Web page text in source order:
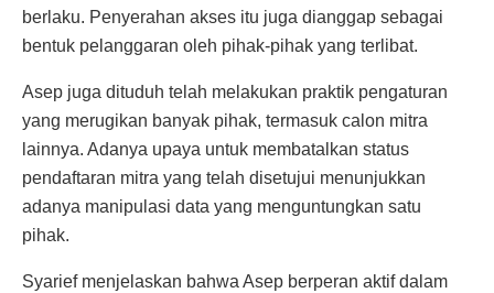
berlaku. Penyerahan akses itu juga dianggap sebagai
bentuk pelanggaran oleh pihak-pihak yang terlibat.
Asep juga dituduh telah melakukan praktik pengaturan
yang merugikan banyak pihak, termasuk calon mitra
lainnya. Adanya upaya untuk membatalkan status
pendaftaran mitra yang telah disetujui menunjukkan
adanya manipulasi data yang menguntungkan satu
pihak.
Syarief menjelaskan bahwa Asep berperan aktif dalam